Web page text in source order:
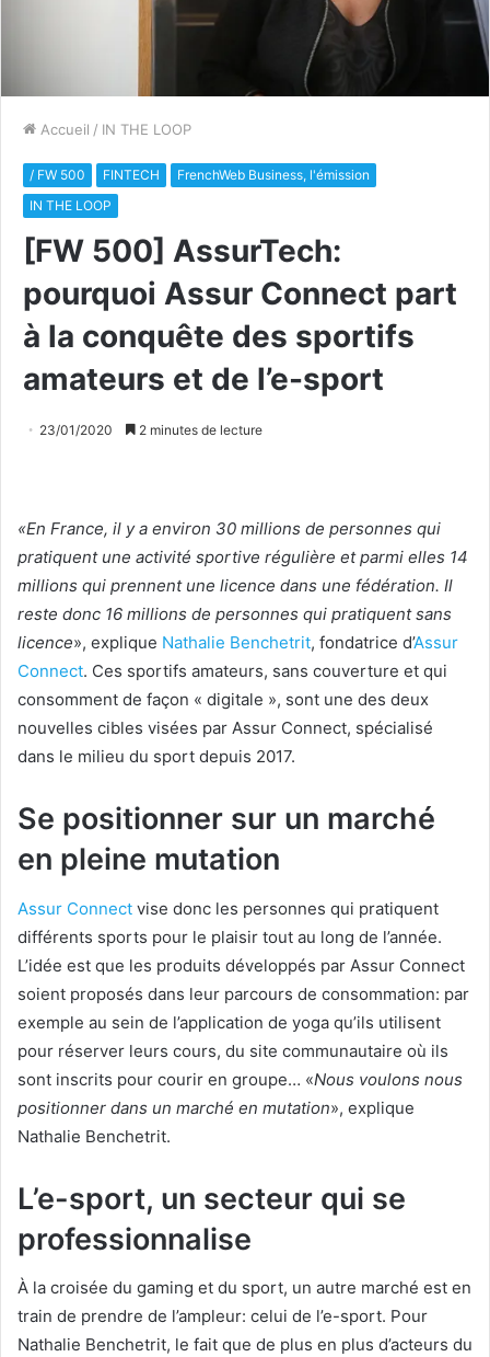
Accueil / IN THE LOOP
/ FW 500 FINTECH
FrenchWeb Business, l'émission
IN THE LOOP
[FW 500] AssurTech:
pourquoi Assur Connect part
à la conquête des sportifs
amateurs et de l’e-sport
23/01/2020 2 minutes de lecture
«En France, il y a environ 30 millions de personnes qui
pratiquent une activité sportive régulière et parmi elles 14
millions qui prennent une licence dans une fédération. Il
reste donc 16 millions de personnes qui pratiquent sans
licence», explique Nathalie Benchetrit, fondatrice d’Assur
Connect. Ces sportifs amateurs, sans couverture et qui
consomment de façon « digitale », sont une des deux
nouvelles cibles visées par Assur Connect, spécialisé
dans le milieu du sport depuis 2017.
Se positionner sur un marché
en pleine mutation
Assur Connect vise donc les personnes qui pratiquent
différents sports pour le plaisir tout au long de l’année.
L’idée est que les produits développés par Assur Connect
soient proposés dans leur parcours de consommation: par
exemple au sein de l’application de yoga qu’ils utilisent
pour réserver leurs cours, du site communautaire où ils
sont inscrits pour courir en groupe… «Nous voulons nous
positionner dans un marché en mutation», explique
Nathalie Benchetrit.
L’e-sport, un secteur qui se
professionnalise
À la croisée du gaming et du sport, un autre marché est en
train de prendre de l’ampleur: celui de l’e-sport. Pour
Nathalie Benchetrit, le fait que de plus en plus d’acteurs du